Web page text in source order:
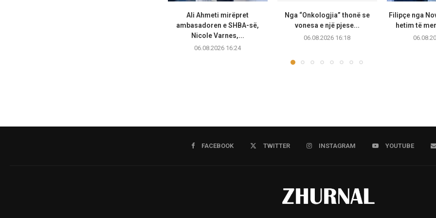
Ali Ahmeti mirëpret
ambasadoren e SHBA-së,
Nicole Varnes,...
06.08.2026 16:24
Nga “Onkologjia” thonë se
vonesa e një pjese...
06.08.2026 16:18
Filipçe nga
hetim të
FACEBOOK TWITTER INSTAGRAM YOUTUBE